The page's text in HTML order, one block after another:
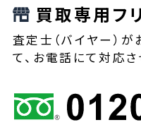
買取専用フ
査定士（バイヤー）
て、お電話にて対応さ